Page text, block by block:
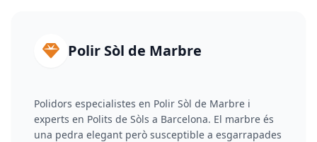
Polir Sòl de Marbre
Polidors especialistes en Polir Sòl de Marbre i
experts en Polits de Sòls a Barcelona. El marbre és
una pedra elegant però susceptible a esgarrapades